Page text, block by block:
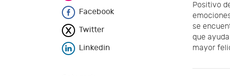
Positivo
se
que
mayor
Facebook
Twitter
Linkedin